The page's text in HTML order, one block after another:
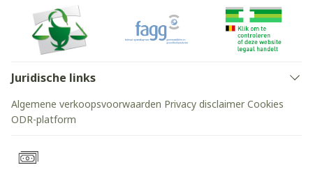
Juridische links
Algemene verkoopsvoorwaarden Privacy disclaimer Cookies
ODR-platform